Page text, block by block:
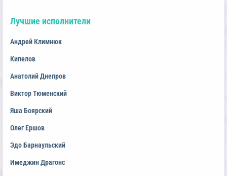
Лучшие исполнители
Андрей Климнюк
Кипелов
Анатолий Днепров
Виктор Тюменский
Яша Боярский
Олег Ершов
Эдо Барнаульский
Имеджин Драгонс